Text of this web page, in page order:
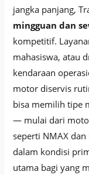
jangka panjang,
mingguan dan
kompetitif.
mahasiswa, atau
kendaraan
motor diservis
bisa memilih tipe
— mulai dari
seperti NMAX
dalam kondisi
utama bagi yang